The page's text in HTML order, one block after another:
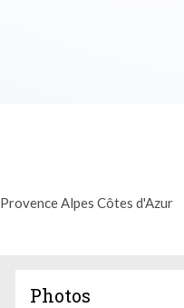
Provence Alpes Côtes d'Azur
Photos